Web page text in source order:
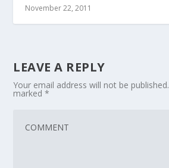
November 22, 2011
LEAVE A REPLY
Your email address will not be published.
marked*